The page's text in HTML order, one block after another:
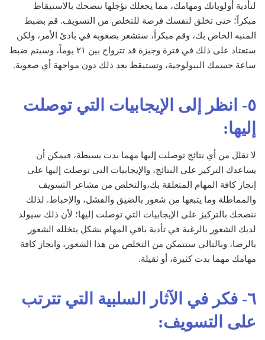
لتأدية أولوياتك ومهامك، مما يجعلك تؤجلها ننصحك بالاستيقاظ
مبكراً؛ حتى تخلق لنفسك فرصة للتخلص من التسويف. قم بضبط
المنبه الخاص بك، وقم مبكراً، ستشعر بصعوبة في بادئ الأمر، ولكن
ستعتاد على ذلك في فترة وجيزة قد تترواح بين ٢١ يوماً، وسيتم ضبط
ساعة جسمك البيولوجية، وتستيقظ بعد ذلك دون مواجهة أي صعوبة.
٥- انظر إلى الإيجابيات التي توصلت
إليها:
لا تقلل من أي نتائج توصلت إليها مهما بدت بسيطة، فيمكن أن
يساعدك التركيز على النتائج، والإيجابيات التي توصلت إليها على
إنجاز كافة المهام المتعلقة بك،والتخلص من مشاعر التسويف
والمماطلة وما يتبعها من شعور بالضيق والفشل، والإحباط. لذلك
ننصحك بالتركيز على الإيجابيات التي توصلت إليها؛ لأن ذلك سيولد
لديك الشعور بالرغبة في تأدية باقي المهام بشكل يتخلله الشعور
بالرضا، وبالتالي ستتمكن من التخلص من هذا الشعور، وانجاز كافة
مهامك مهما بدت كثيرة، أو ثقيلة.
٦- فكر في الآثار السلبية التي تترتب
على التسويف: